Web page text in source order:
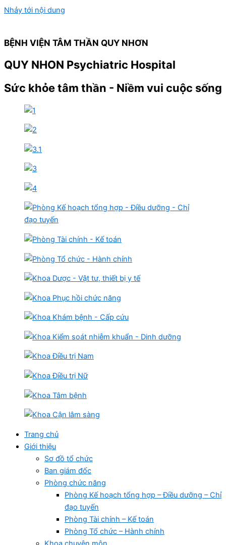
Nhảy tới nội dung
BỆNH VIỆN TÂM THẦN QUY NHƠN
QUY NHON Psychiatric Hospital
Sức khỏe tâm thần - Niềm vui cuộc sống
Trang chủ
Giới thiệu
Sơ đồ tổ chức
Ban giám đốc
Phòng chức năng
Phòng Kế hoạch tổng hợp – Điều dưỡng – Chỉ
đạo tuyến
Phòng Tài chính – Kế toán
Phòng Tổ chức – Hành chính